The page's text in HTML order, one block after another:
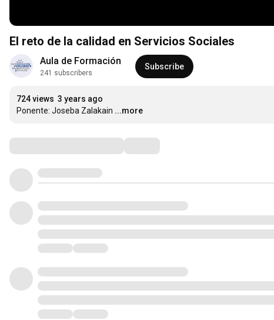
El reto de la calidad en Servicios Sociales
Aula de Formación
241 subscribers
Subscribe
724 views 3 years ago
Ponente: Joseba Zalakain ...more